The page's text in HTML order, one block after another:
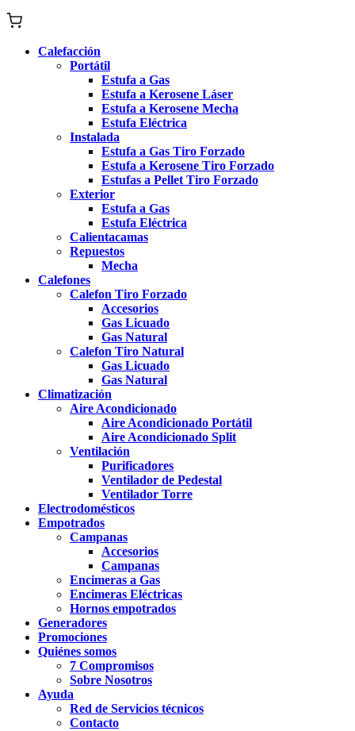
Calefacción
Portátil
Estufa a Gas
Estufa a Kerosene Láser
Estufa a Kerosene Mecha
Estufa Eléctrica
Instalada
Estufa a Gas Tiro Forzado
Estufa a Kerosene Tiro Forzado
Estufas a Pellet Tiro Forzado
Exterior
Estufa a Gas
Estufa Eléctrica
Calientacamas
Repuestos
Mecha
Calefones
Calefon Tiro Forzado
Accesorios
Gas Licuado
Gas Natural
Calefon Tiro Natural
Gas Licuado
Gas Natural
Climatización
Aire Acondicionado
Aire Acondicionado Portátil
Aire Acondicionado Split
Ventilación
Purificadores
Ventilador de Pedestal
Ventilador Torre
Electrodomésticos
Empotrados
Campanas
Accesorios
Campanas
Encimeras a Gas
Encimeras Eléctricas
Hornos empotrados
Generadores
Promociones
Quiénes somos
7 Compromisos
Sobre Nosotros
Ayuda
Red de Servicios técnicos
Contacto